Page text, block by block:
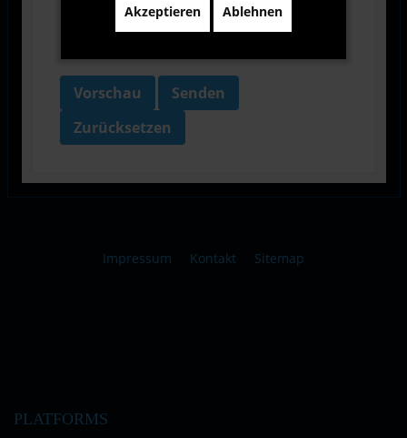
Vorschau
Senden
Zurücksetzen
Impressum Kontakt Sitemap
PLATFORMS
Akzeptieren Ablehnen